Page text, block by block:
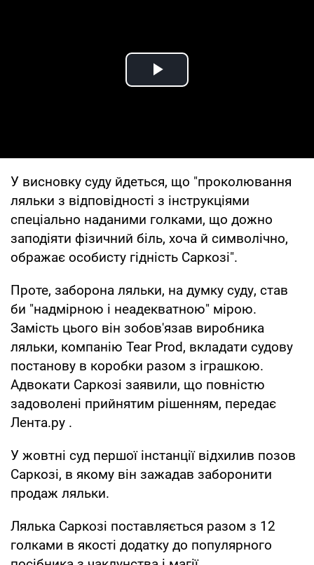
Play Video
У висновку суду йдеться, що "проколювання
ляльки з відповідності з інструкціями
спеціально наданими голками, що дожно
заподіяти фізичний біль, хоча й символічно,
ображає особисту гідність Саркозі".
Проте, заборона ляльки, на думку суду, став
би "надмірною і неадекватною" мірою.
Замість цього він зобов'язав виробника
ляльки, компанію Tear Prod, вкладати судову
постанову в коробки разом з іграшкою.
Адвокати Саркозі заявили, що повністю
задоволені прийнятим рішенням, передає
Лента.ру .
У жовтні суд першої інстанції відхилив позов
Саркозі, в якому він зажадав заборонити
продаж ляльки.
Лялька Саркозі поставляється разом з 12
голками в якості додатку до популярного